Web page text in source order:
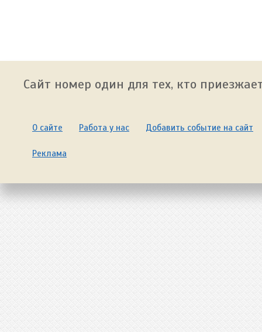
Сайт номер один для тех, кто
О сайте Работа у нас Добавить событие на сайт
Реклама